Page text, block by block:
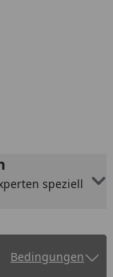
speziell
Bedingungen